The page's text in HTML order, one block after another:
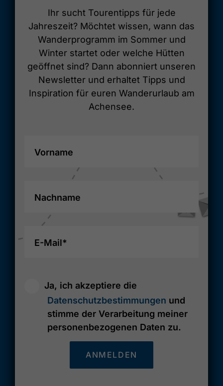
Ihr sucht Tourentipps für jede
Jahreszeit? Möchtet wissen, wann das
Wanderprogramm im Sommer und
Winter startet oder welche Hütten
geöffnet sind? Dann abonniert unseren
Newsletter und erhaltet Tipps und
Inspiration für euren Wanderurlaub am
Achensee.
Vorname
Nachname
E-Mail*
Ja, ich akzeptiere die
Datenschutzbestimmungen und
stimme der Verarbeitung meiner
personenbezogenen Daten zu.
ANMELDEN